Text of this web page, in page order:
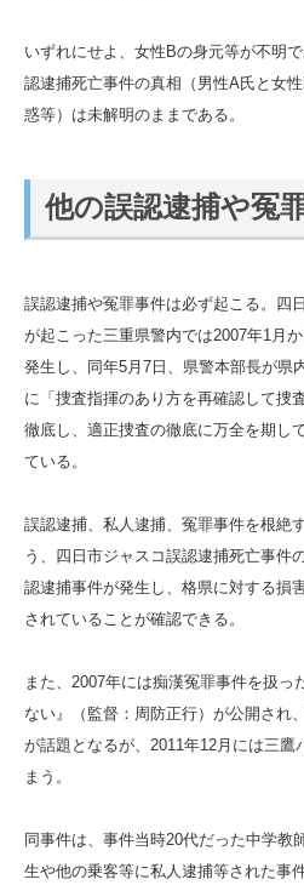
いずれにせよ、女性Bの身元等が不明
認逮捕死亡事件の真相（男性A氏と女
惑等）は未解明のままである。
他の誤認逮捕や冤
誤認逮捕や冤罪事件は必ず起こる。四
が起こった三重県警内では2007年1月
発生し、同年5月7日、県警本部長が県
に「捜査指揮のあり方を再確認して捜
徹底し、適正捜査の徹底に万全を期し
ている。
誤認逮捕、私人逮捕、冤罪事件を根絶
う、四日市ジャスコ誤認逮捕死亡事件
認逮捕事件が発生し、格県に対する損
されていることが確認できる。
また、2007年には痴漢冤罪事件を扱っ
ない』（監督：周防正行）が公開され
が話題となるが、2011年12月には三鷹
まう。
同事件は、事件当時20代だった中学教
生や他の乗客等に私人逮捕等された事